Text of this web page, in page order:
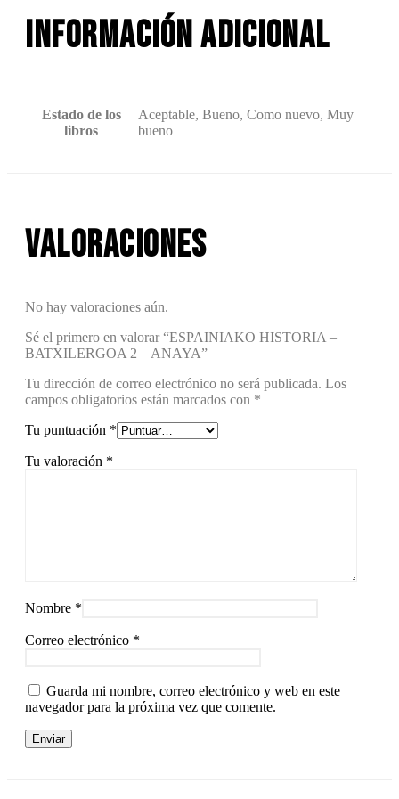
Información adicional
Estado de los
libros
Aceptable, Bueno, Como nuevo, Muy
bueno
Valoraciones
No hay valoraciones aún.
Sé el primero en valorar “ESPAINIAKO HISTORIA –
BATXILERGOA 2 – ANAYA”
Tu dirección de correo electrónico no será publicada. Los
campos obligatorios están marcados con *
Tu puntuación *
Tu valoración *
Nombre *
Correo electrónico *
Guarda mi nombre, correo electrónico y web en este
navegador para la próxima vez que comente.